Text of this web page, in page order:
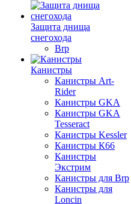
Защита днища
снегохода
Brp
Канистры
Канистры Art-
Rider
Канистры GKA
Канистры GKA
Tesseract
Канистры Kessler
Канистры К66
Канистры
Экстрим
Канистры для Brp
Канистры для
Loncin